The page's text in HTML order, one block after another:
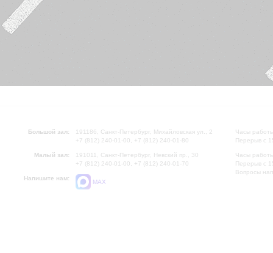
Большой зал:
191186, Санкт-Петербург, Михайловская ул., 2
+7 (812) 240-01-00, +7 (812) 240-01-80
Малый зал:
191011, Санкт-Петербург, Невский пр., 30
+7 (812) 240-01-00, +7 (812) 240-01-70
Напишите нам:
MAX
Часы
Перерыв с
Часы
Перерыв с
Вопросы